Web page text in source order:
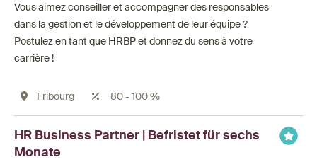
Vous aimez conseiller et accompagner des responsables
dans la gestion et le développement de leur équipe ?
Postulez en tant que HRBP et donnez du sens à votre
carrière !
Fribourg 80 - 100 %
HR Business Partner | Befristet für sechs
Monate